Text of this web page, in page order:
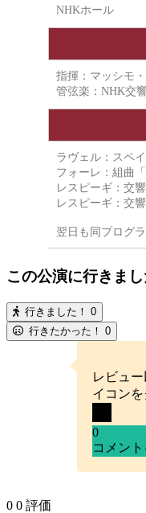
NHKホール
指揮：マッシモ
管弦楽： NHK交
ラヴェル：スペ
フォーレ：組曲
レスピーギ：交
レスピーギ：交
翌日も同プログ
この公演に行きまし
行きました！ 0
行きたかった！ 0
レビュ
イコン
0
コメン
0 0 評価